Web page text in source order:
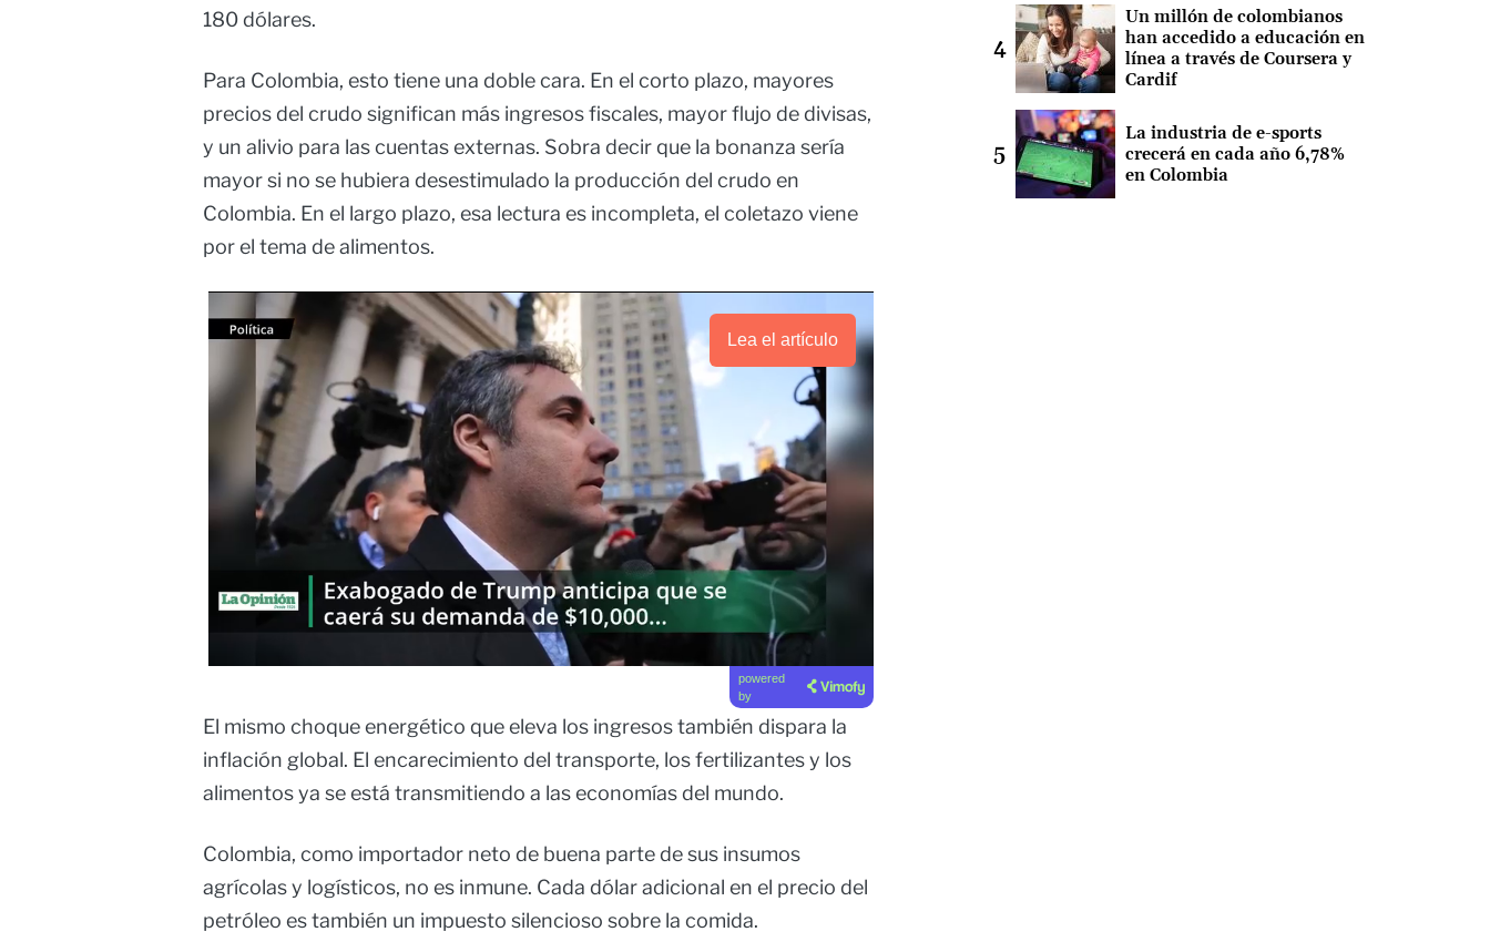
180 dólares.
Para Colombia, esto tiene una doble cara. En el corto plazo, mayores
precios del crudo significan más ingresos fiscales, mayor flujo de divisas,
y un alivio para las cuentas externas. Sobra decir que la bonanza sería
mayor si no se hubiera desestimulado la producción del crudo en
Colombia. En el largo plazo, esa lectura es incompleta, el coletazo viene
por el tema de alimentos.
Lea el artículo
powered
by
El mismo choque energético que eleva los ingresos también dispara la
inflación global. El encarecimiento del transporte, los fertilizantes y los
alimentos ya se está transmitiendo a las economías del mundo.
Colombia, como importador neto de buena parte de sus insumos
agrícolas y logísticos, no es inmune. Cada dólar adicional en el precio del
petróleo es también un impuesto silencioso sobre la comida.
Un millón de colombianos
han accedido a educación en
línea a través de Coursera y
Cardif
La industria de e-sports
crecerá en cada año 6,78%
en Colombia